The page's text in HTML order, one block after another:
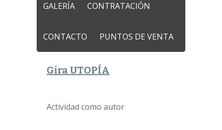
GALERÍA CONTRATACIÓN
CONTACTO PUNTOS DE VENTA
Gira UTOPÍA
Actividad como autor